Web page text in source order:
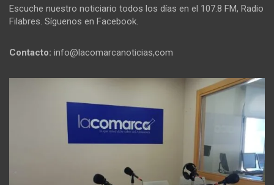
Escuche nuestro noticiario todos los días en el 107.8 FM, Radio
Filabres. Síguenos en Facebook.
Contacto: info@lacomarcanoticias,com